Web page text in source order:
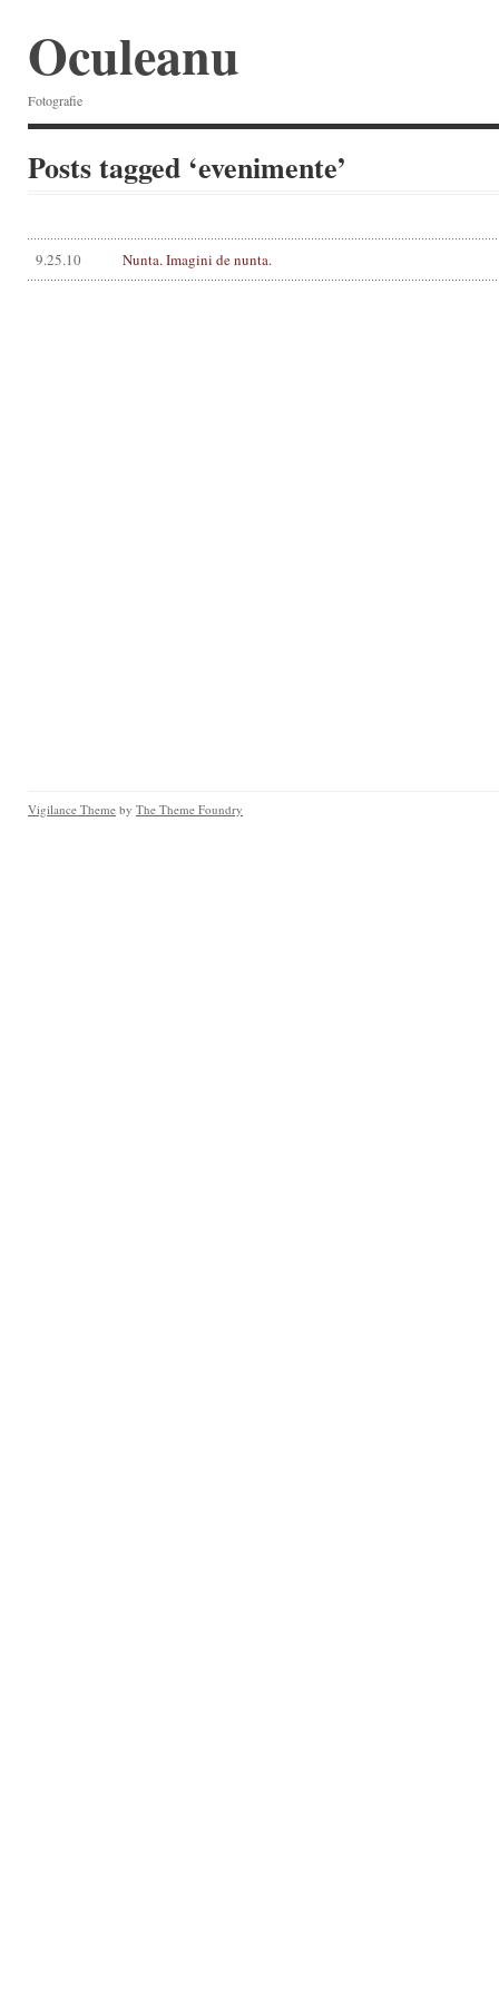
Oculeanu
Fotografie
Posts tagged ‘evenimente’
9.25.10 Nunta. Imagini de nunta.
Vigilance Theme by The Theme Foundry